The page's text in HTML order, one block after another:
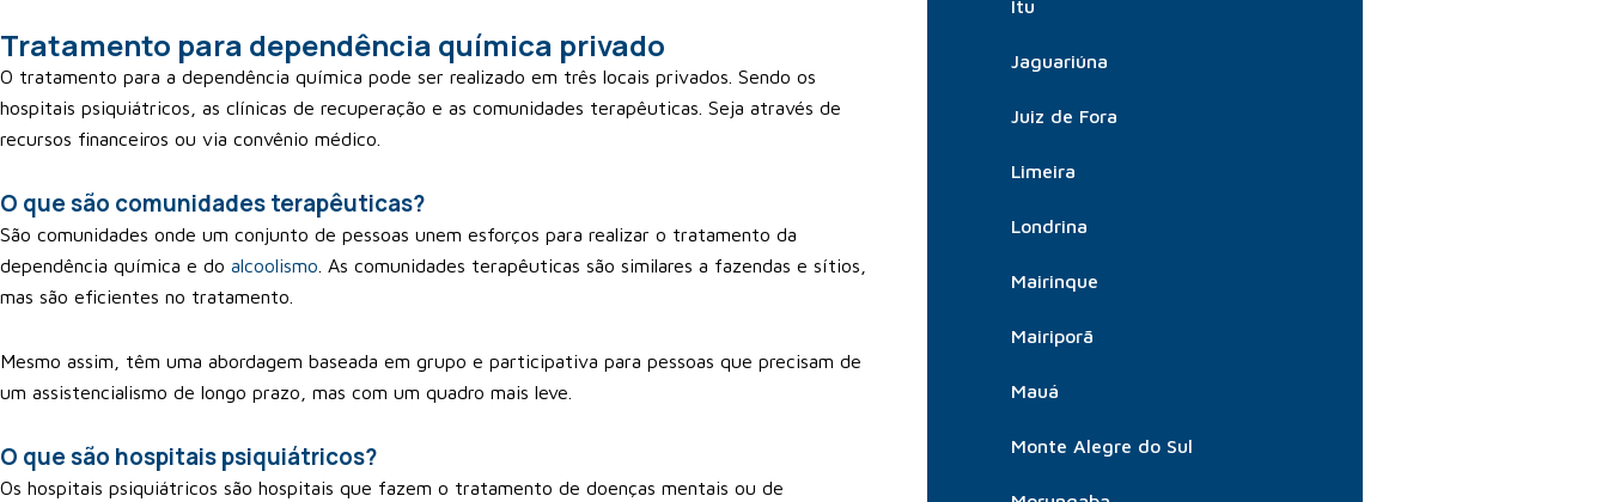
Tratamento para dependência química privado
O tratamento para a dependência química pode ser realizado em três locais privados. Sendo os
hospitais psiquiátricos, as clínicas de recuperação e as comunidades terapêuticas. Seja através de
recursos financeiros ou via convênio médico.
O que são comunidades terapêuticas?
São comunidades onde um conjunto de pessoas unem esforços para realizar o tratamento da
dependência química e do alcoolismo . As comunidades terapêuticas são similares a fazendas e sítios,
mas são eficientes no tratamento.
Mesmo assim, têm uma abordagem baseada em grupo e participativa para pessoas que precisam de
um assistencialismo de longo prazo, mas com um quadro mais leve.
O que são hospitais psiquiátricos?
Os hospitais psiquiátricos são hospitais que fazem o tratamento de doenças mentais ou de
Itu
Jaguariúna
Juiz de Fora
Limeira
Londrina
Mairinque
Mairiporã
Mauá
Monte Alegre do Sul